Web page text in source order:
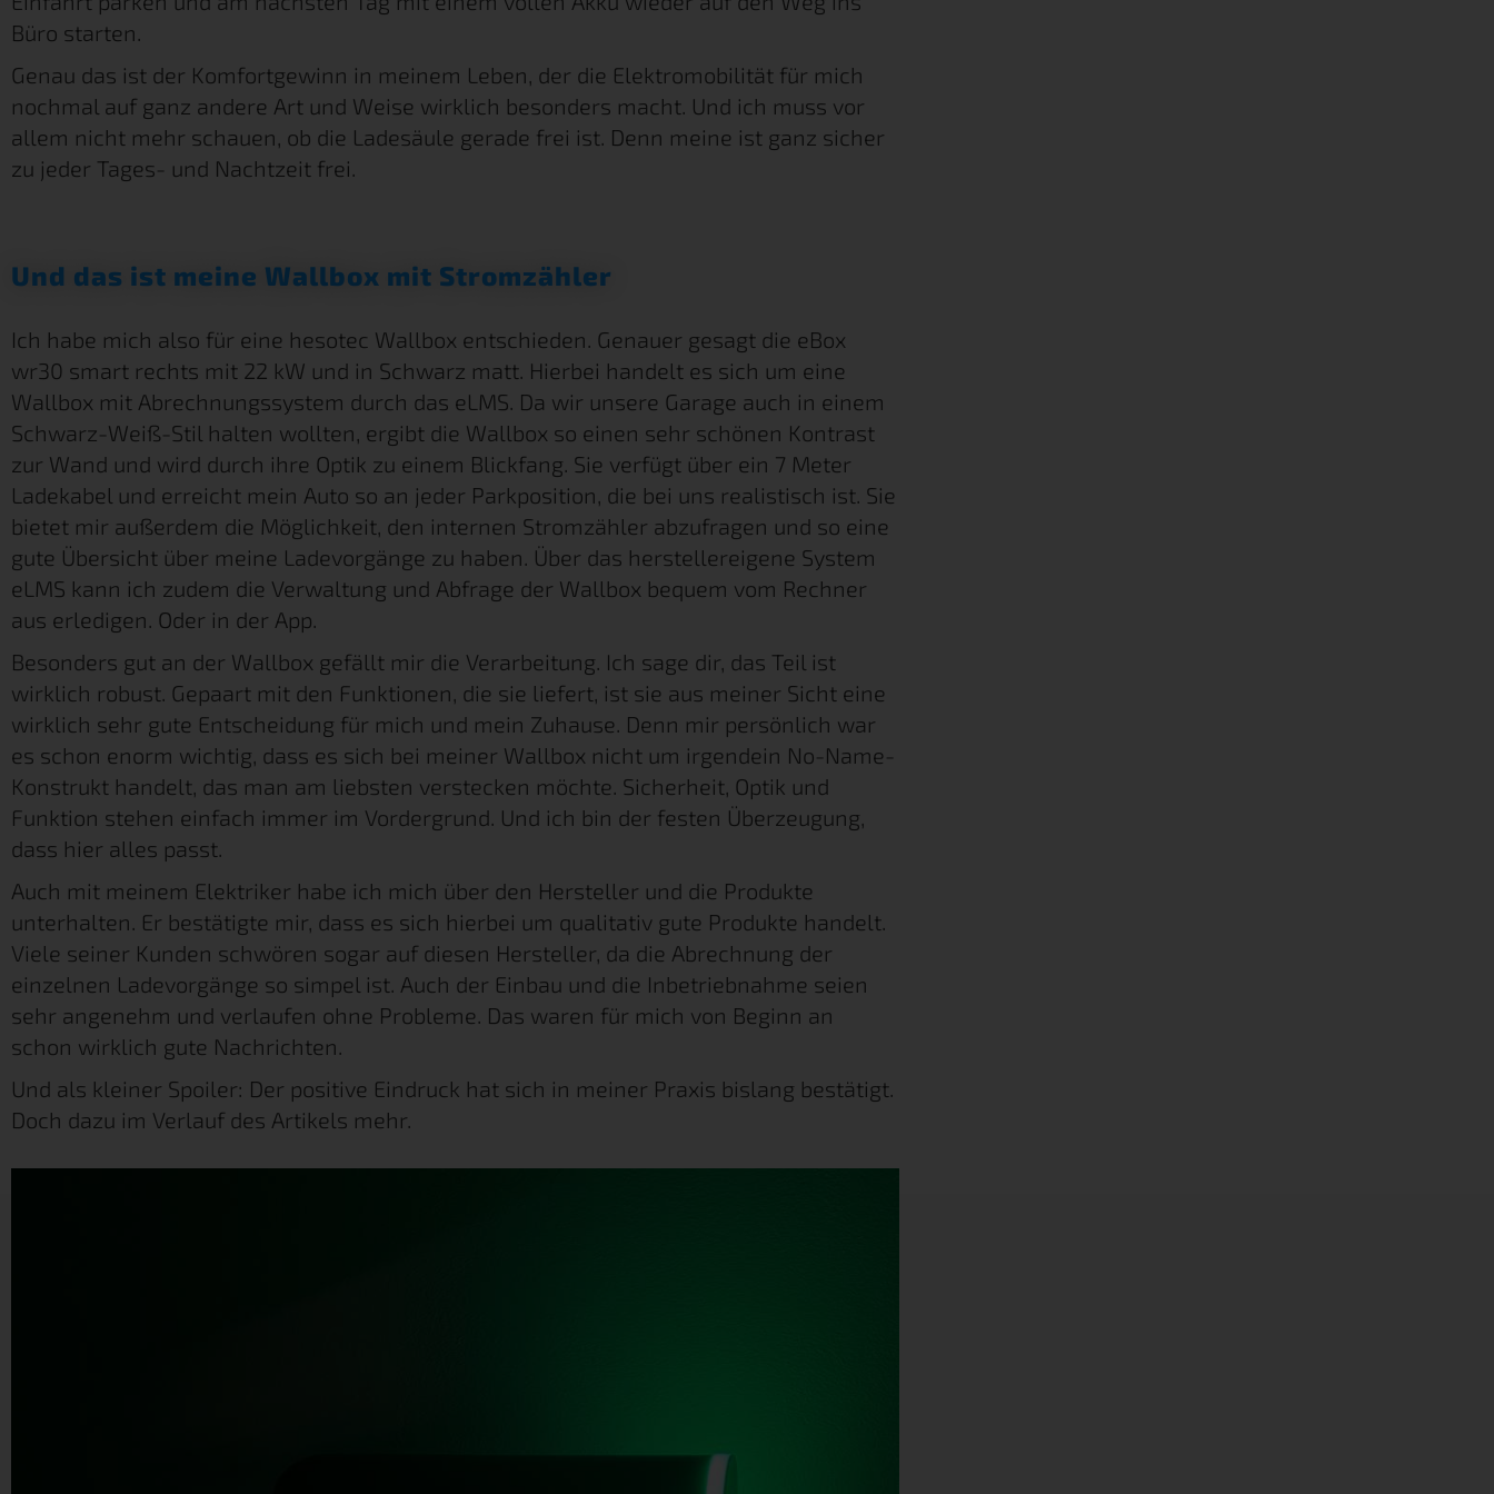
Büro starten.
Genau das ist der Komfortgewinn in meinem Leben, der die Elektromobilität für mich
nochmal auf ganz andere Art und Weise wirklich besonders macht. Und ich muss vor
allem nicht mehr schauen, ob die Ladesäule gerade frei ist. Denn meine ist ganz sicher
zu jeder Tages- und Nachtzeit frei.
Und das ist meine Wallbox mit Stromzähler
Ich habe mich also für eine hesotec Wallbox entschieden. Genauer gesagt die eBox
wr30 smart rechts mit 22 kW und in Schwarz matt. Hierbei handelt es sich um eine
Wallbox mit Abrechnungssystem durch das eLMS. Da wir unsere Garage auch in einem
Schwarz-Weiß-Stil halten wollten, ergibt die Wallbox so einen sehr schönen Kontrast
zur Wand und wird durch ihre Optik zu einem Blickfang. Sie verfügt über ein 7 Meter
Ladekabel und erreicht mein Auto so an jeder Parkposition, die bei uns realistisch ist. Sie
bietet mir außerdem die Möglichkeit, den internen Stromzähler abzufragen und so eine
gute Übersicht über meine Ladevorgänge zu haben. Über das herstellereigene System
eLMS kann ich zudem die Verwaltung und Abfrage der Wallbox bequem vom Rechner
aus erledigen. Oder in der App.
Besonders gut an der Wallbox gefällt mir die Verarbeitung. Ich sage dir, das Teil ist
wirklich robust. Gepaart mit den Funktionen, die sie liefert, ist sie aus meiner Sicht eine
wirklich sehr gute Entscheidung für mich und mein Zuhause. Denn mir persönlich war
es schon enorm wichtig, dass es sich bei meiner Wallbox nicht um irgendein No-Name-
Konstrukt handelt, das man am liebsten verstecken möchte. Sicherheit, Optik und
Funktion stehen einfach immer im Vordergrund. Und ich bin der festen Überzeugung,
dass hier alles passt.
Auch mit meinem Elektriker habe ich mich über den Hersteller und die Produkte
unterhalten. Er bestätigte mir, dass es sich hierbei um qualitativ gute Produkte handelt.
Viele seiner Kunden schwören sogar auf diesen Hersteller, da die Abrechnung der
einzelnen Ladevorgänge so simpel ist. Auch der Einbau und die Inbetriebnahme seien
sehr angenehm und verlaufen ohne Probleme. Das waren für mich von Beginn an
schon wirklich gute Nachrichten.
Und als kleiner Spoiler: Der positive Eindruck hat sich in meiner Praxis bislang bestätigt.
Doch dazu im Verlauf des Artikels mehr.